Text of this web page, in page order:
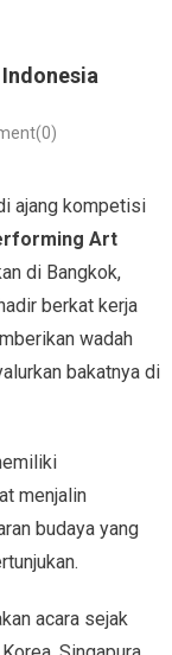
ajang kompetisi
Art
di Bangkok,
berkat kerja
wadah
bakatnya di
menjalin
budaya yang
acara sejak